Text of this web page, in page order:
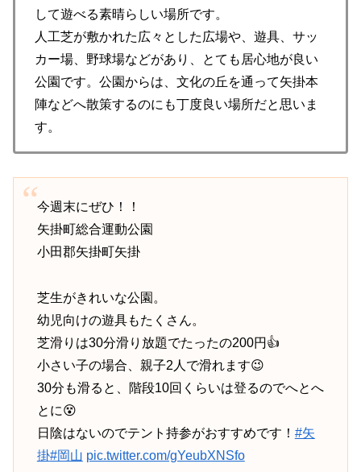
して遊べる素晴らしい場所です。
人工芝が敷かれた広々とした広場や、遊具、サッ
カー場、野球場などがあり、とても居心地が良い
公園です。公園からは、文化の丘を通って矢掛本
陣などへ散策するのにも丁度良い場所だと思いま
す。
今週末にぜひ！！
矢掛町総合運動公園
小田郡矢掛町矢掛
芝生がきれいな公園。
幼児向けの遊具もたくさん。
芝滑りは30分滑り放題でたったの200円👍
小さい子の場合、親子2人で滑れます😉
30分も滑ると、階段10回くらいは登るのでへとへ
とに😵
日陰はないのでテント持参がおすすめです！ #矢
掛#岡山 pic.twitter.com/gYeubXNSfo